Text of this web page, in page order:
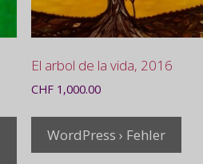
El arbol de la vida, 2016
CHF1,000.00
WordPress › Fehler